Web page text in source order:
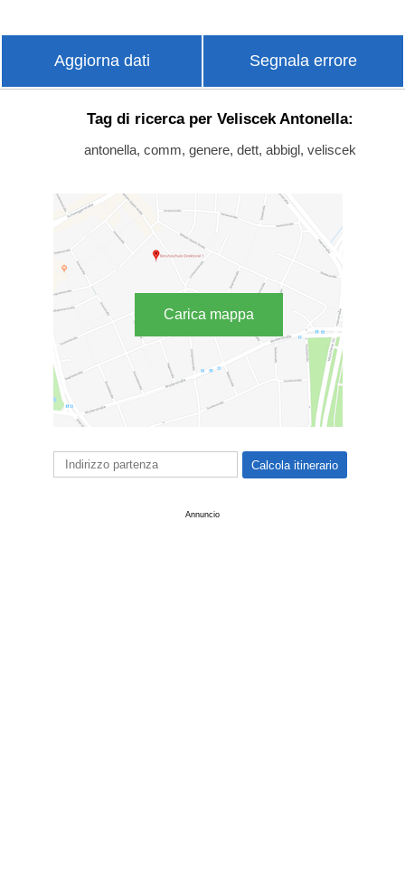
Aggiorna dati Segnala errore
Tag di ricerca per Veliscek Antonella:
antonella, comm, genere, dett, abbigl, veliscek
Carica mappa
Annuncio